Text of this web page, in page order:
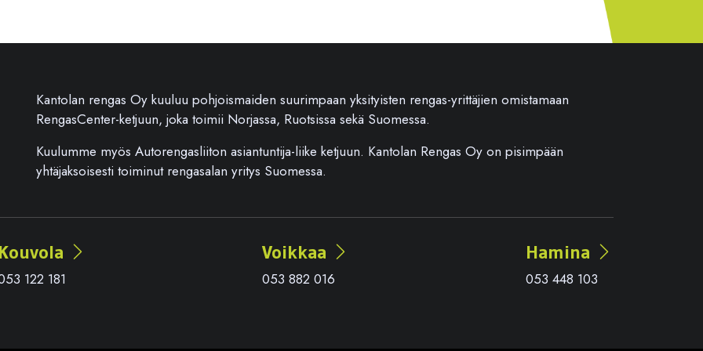
Kantolan rengas Oy kuuluu pohjoismaiden suurimpaan yksityisten rengas-yrittäjien omistamaan
RengasCenter-ketjuun, joka toimii Norjassa, Ruotsissa sekä Suomessa.
Kuulumme myös Autorengasliiton asiantuntija-liike ketjuun. Kantolan Rengas Oy on pisimpään
yhtäjaksoisesti toiminut rengasalan yritys Suomessa.
122 181
Voikkaa
053 882 016
Hamina
053 448 103